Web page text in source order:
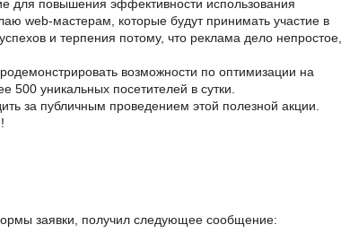
для повышения эффективности использования
web-мастерам, которые будут принимать участие в
и терпения потому, что реклама дело непростое,
возможности по оптимизации на
500 уникальных посетителей в сутки.
за публичным проведением этой полезной акции.
заявки, получил следующее сообщение: